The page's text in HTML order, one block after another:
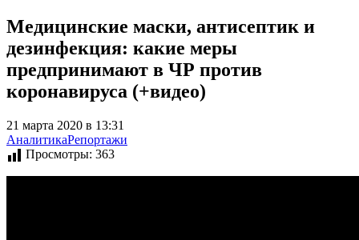
Медицинские маски, антисептик и
дезинфекция: какие меры
предпринимают в ЧР против
коронавируса (+видео)
21 марта 2020 в 13:31
АналитикаРепортажи
Просмотры: 363